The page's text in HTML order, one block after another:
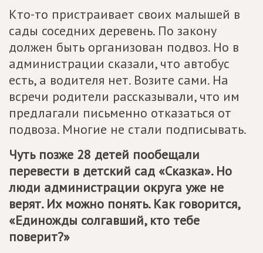
Кто-то пристраивает своих малышей в
сады соседних деревень. По закону
должен быть организован подвоз. Но в
администрации сказали, что автобус
есть, а водителя нет. Возите сами. На
всречи родители рассказывали, что им
предлагали письменно отказаться от
подвоза. Многие не стали подписывать.
Чуть позже 28 детей пообещали
перевести в детский сад «Сказка». Но
люди администрации округа уже не
верят. Их можно понять. Как говорится,
«Единожды солгавший, кто тебе
поверит?»